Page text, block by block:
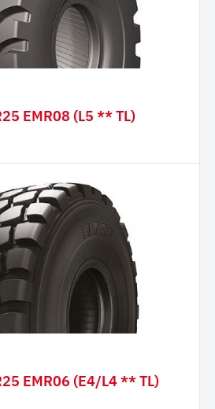
EMR08 (L5 ** TL)
EMR06 (E4/L4 ** TL)